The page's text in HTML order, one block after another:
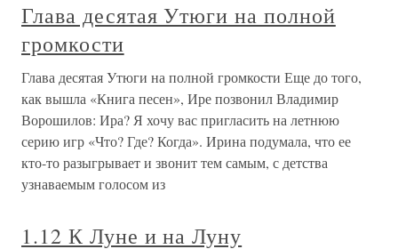
Глава десятая Утюги на полной
громкости
Глава десятая Утюги на полной громкости Еще до того,
как вышла «Книга песен», Ире позвонил Владимир
Ворошилов: Ира? Я хочу вас пригласить на летнюю
серию игр «Что? Где? Когда». Ирина подумала, что ее
кто-то разыгрывает и звонит тем самым, с детства
узнаваемым голосом из
1.12 К Луне и на Луну